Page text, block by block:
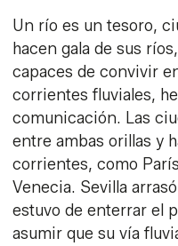
Un río es un tesoro,
hacen gala de sus
capaces de convivir
corrientes fluviales,
comunicación. Las
entre ambas orillas y
corrientes, como
Venecia. Sevilla
estuvo de enterrar el
asumir que su vía